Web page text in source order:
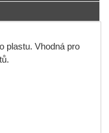
plastu. Vhodná pro